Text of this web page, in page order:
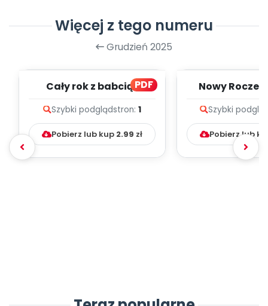
Więcej z tego numeru
Grudzień 2025
PDF
Cały rok z babcią i
melodii i tekst...
Szybki podglądstron: 1
Pobierz lub kup 2.99 zł
Nowy
Szybki
Pobierz lub